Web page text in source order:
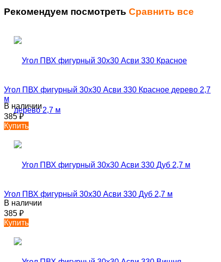
Рекомендуем посмотреть Сравнить все
Угол ПВХ фигурный 30х30 Асви 330 Красное дерево 2,7
м
В наличии
385₽
Купить
Угол ПВХ фигурный 30х30 Асви 330 Дуб 2,7 м
В наличии
385 ₽
Купить